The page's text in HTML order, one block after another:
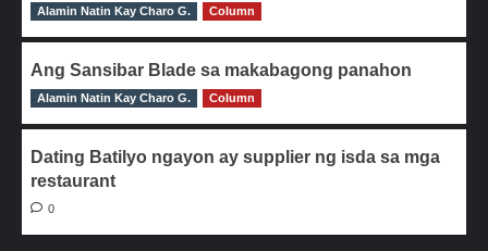
0
Alamin Natin Kay Charo G. Column
Ang Sansibar Blade sa makabagong panahon
0
Alamin Natin Kay Charo G. Column
Dating Batilyo ngayon ay supplier ng isda sa mga
restaurant
0